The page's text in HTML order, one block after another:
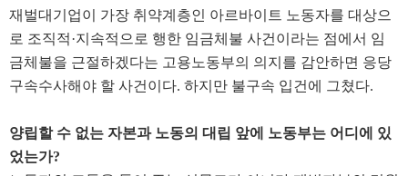
재벌대기업이 가장 취약계층인 아르바이트 노동자를 대상으
로 조직적·지속적으로 행한 임금체불 사건이라는 점에서 임
금체불을 근절하겠다는 고용노동부의 의지를 감안하면 응당
구속수사해야 할 사건이다. 하지만 불구속 입건에 그쳤다.
양립할 수 없는 자본과 노동의 대립 앞에 노동부는 어디에 있
었는가?